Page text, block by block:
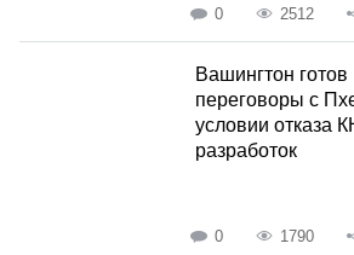
0 2512
Вашингтон готов
переговоры с
условии отказа
разработок
0 1790